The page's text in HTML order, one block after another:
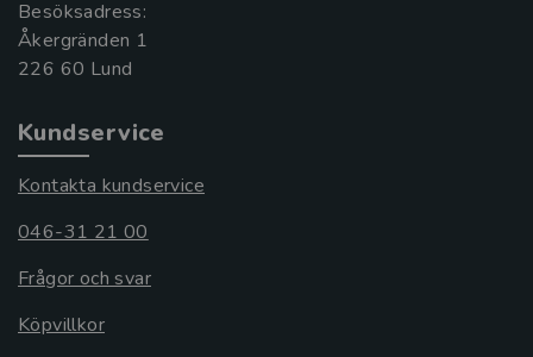
Besöksadress:
Åkergränden 1
Kundservice
Kontakta kundservice
046-31 21 00
Frågor och svar
Köpvillkor